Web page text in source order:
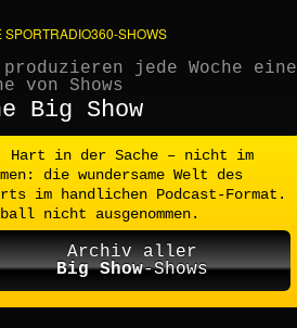
SPORTRADIO360-SHOWS
jede Woche eine
von Shows
Big Show
Hart in der Sache – nicht im
die wundersame Welt des
im handlichen Podcast-Format.
nicht ausgenommen.
Archiv aller
Big Show-Shows